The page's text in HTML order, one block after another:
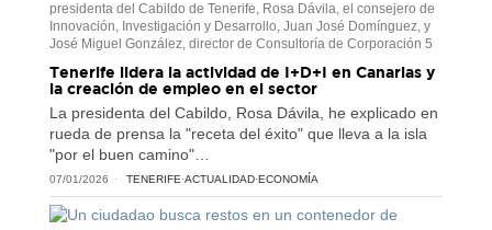
presidenta del Cabildo de Tenerife, Rosa Dávila, el consejero de
Innovación, Investigación y Desarrollo, Juan José Domínguez, y
José Miguel González, director de Consultoría de Corporación 5
Tenerife lidera la actividad de I+D+I en Canarias y
la creación de empleo en el sector
La presidenta del Cabildo, Rosa Dávila, he explicado en
rueda de prensa la "receta del éxito" que lleva a la isla
"por el buen camino"…
07/01/2026 TENERIFE·ACTUALIDAD·ECONOMÍA